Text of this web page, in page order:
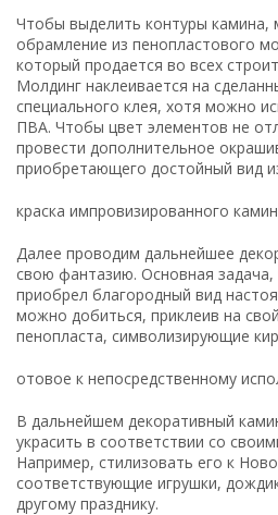
Чтобы выделить контуры камина,
обрамление из пенопластового
который продается во всех
Молдинг наклеивается на
специального клея, хотя можно
ПВА. Чтобы цвет элементов не
провести дополнительное
приобретающего достойный вид
краска импровизированного
Далее проводим дальнейшее
свою фантазию. Основная
приобрел благородный вид
можно добиться, приклеив на
пенопласта, символизирующие
отовое к непосредственному
В дальнейшем декоративный
украсить в соответствии со
Например, стилизовать его к
соответствующие игрушки,
другому празднику.